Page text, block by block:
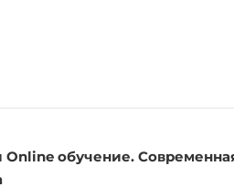
Online обучение.